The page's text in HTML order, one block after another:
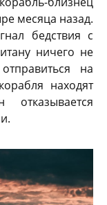
месяца назад.
бедствия с
ничего не
на
находят